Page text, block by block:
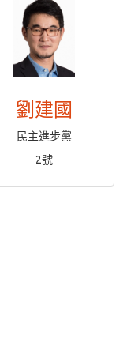
劉建國
民主進步黨
2號